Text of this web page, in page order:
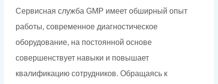
Сервисная служба GMP имеет обширный опыт
работы, современное диагностическое
оборудование, на постоянной основе
совершенствует навыки и повышает
квалификацию сотрудников. Обращаясь к